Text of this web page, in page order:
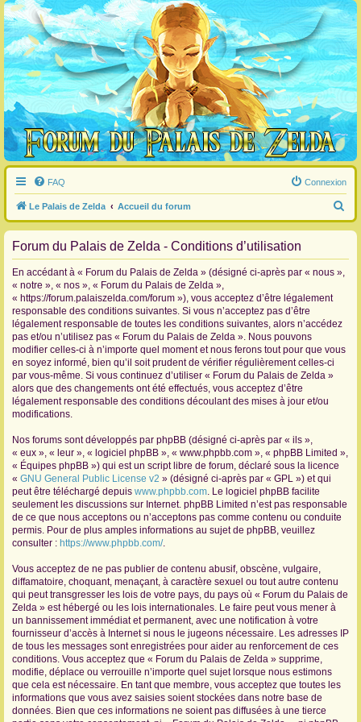
FAQ Connexion
Le Palais de Zelda Accueil du forum
e
Forum du Palais de Zelda - Conditions d’utilisation
En accédant à « Forum du Palais de Zelda » (désigné ci-après par « nous »,
« notre », « nos », « Forum du Palais de Zelda »,
« https://forum.palaiszelda.com/forum »), vous acceptez d’être légalement
responsable des conditions suivantes. Si vous n’acceptez pas d’être
légalement responsable de toutes les conditions suivantes, alors n’accédez
pas et/ou n’utilisez pas « Forum du Palais de Zelda ». Nous pouvons
modifier celles-ci à n’importe quel moment et nous ferons tout pour que vous
en soyez informé, bien qu’il soit prudent de vérifier régulièrement celles-ci
par vous-même. Si vous continuez d’utiliser « Forum du Palais de Zelda »
alors que des changements ont été effectués, vous acceptez d’être
légalement responsable des conditions découlant des mises à jour et/ou
modifications.
Nos forums sont développés par phpBB (désigné ci-après par « ils »,
« eux », « leur », « logiciel phpBB », « www.phpbb.com », « phpBB Limited »,
« Équipes phpBB ») qui est un script libre de forum, déclaré sous la licence
« GNU General Public License v2 » (désigné ci-après par « GPL ») et qui
peut être téléchargé depuis www.phpbb.com. Le logiciel phpBB facilite
seulement les discussions sur Internet. phpBB Limited n’est pas responsable
de ce que nous acceptons ou n’acceptons pas comme contenu ou conduite
permis. Pour de plus amples informations au sujet de phpBB, veuillez
consulter : https://www.phpbb.com/.
Vous acceptez de ne pas publier de contenu abusif, obscène, vulgaire,
diffamatoire, choquant, menaçant, à caractère sexuel ou tout autre contenu
qui peut transgresser les lois de votre pays, du pays où « Forum du Palais de
Zelda » est hébergé ou les lois internationales. Le faire peut vous mener à
un bannissement immédiat et permanent, avec une notification à votre
fournisseur d’accès à Internet si nous le jugeons nécessaire. Les adresses IP
de tous les messages sont enregistrées pour aider au renforcement de ces
conditions. Vous acceptez que « Forum du Palais de Zelda » supprime,
modifie, déplace ou verrouille n’importe quel sujet lorsque nous estimons
que cela est nécessaire. En tant que membre, vous acceptez que toutes les
informations que vous avez saisies soient stockées dans notre base de
données. Bien que ces informations ne soient pas diffusées à une tierce